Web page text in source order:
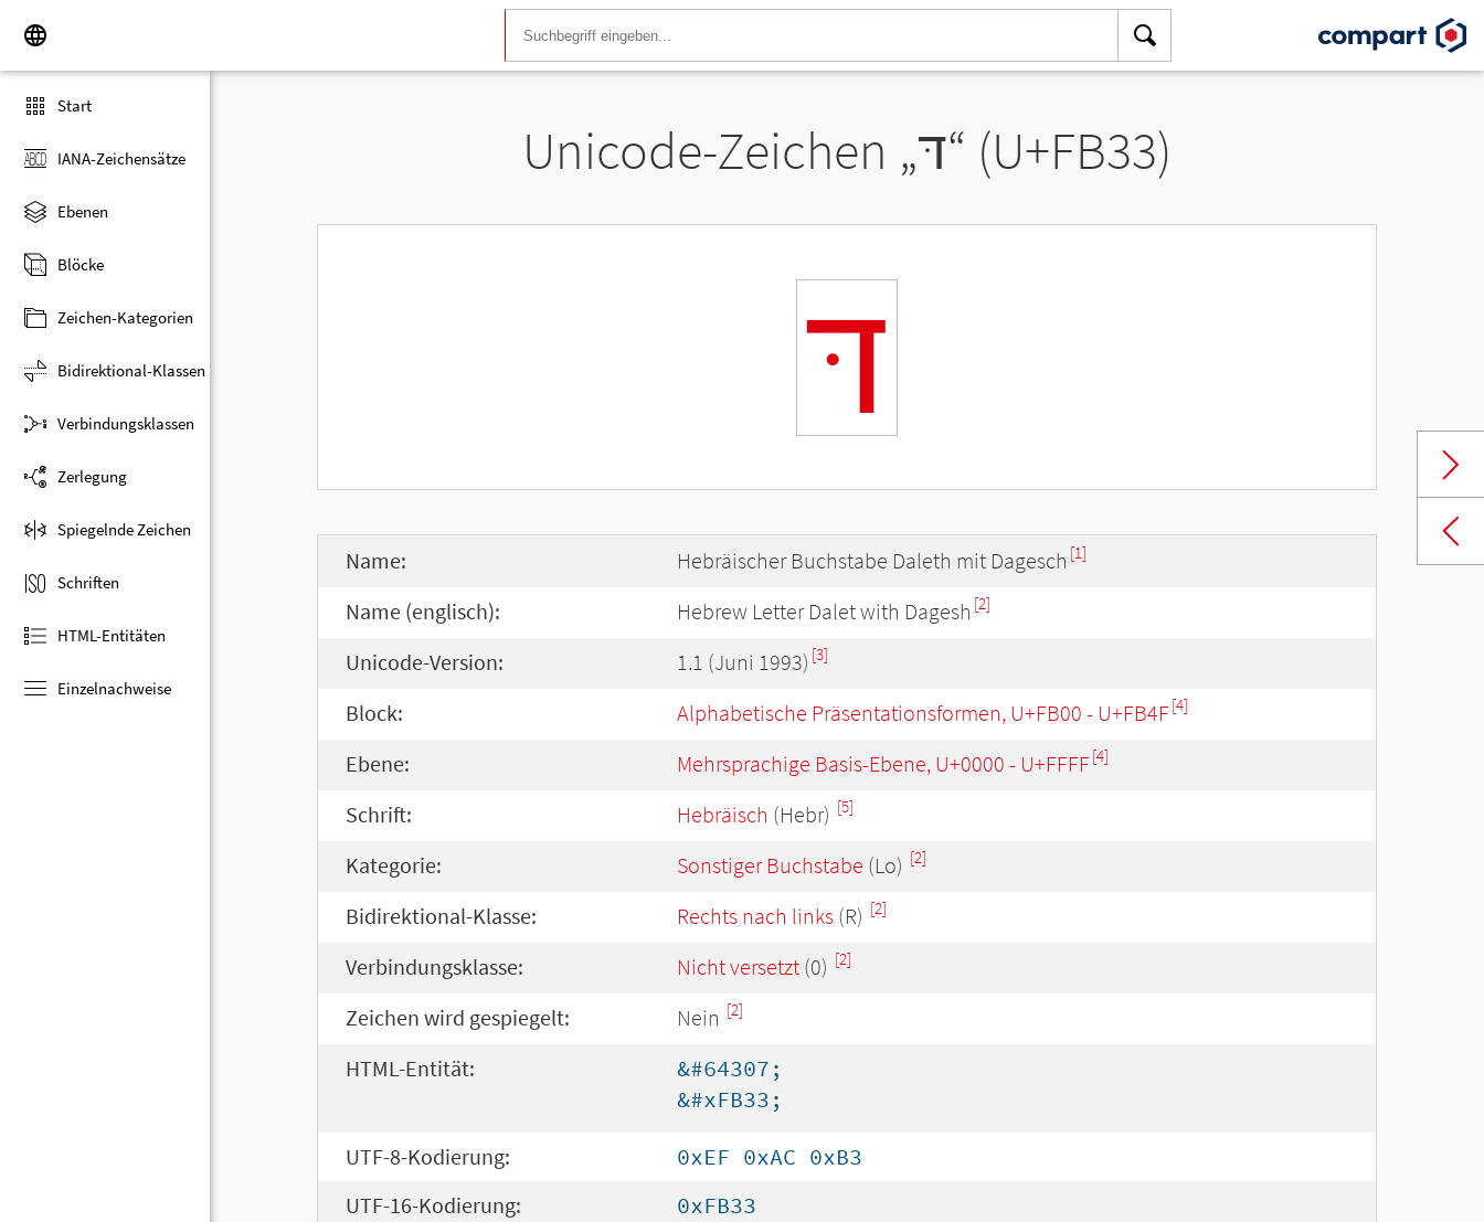
Start
IANA-Zeichensätze
Ebenen
Blöcke
Zeichen-Kategorien
Bidirektional-Klassen
Verbindungsklassen
Zerlegung
Spiegelnde Zeichen
Schriften
HTML-Entitäten
Einzelnachweise
Unicode-Zeichen „דּ“ (U+FB33)
דּ
Name: Hebräischer Buchstabe Daleth mit Dagesch [1]
Name (englisch): Hebrew Letter Dalet with Dagesh [2]
Unicode-Version: 1.1 (Juni 1993) [3]
Block: Alphabetische Präsentationsformen, U+FB00 - U+FB4F[4]
Ebene: Mehrsprachige Basis-Ebene, U+0000 - U+FFFF[4]
Schrift: Hebräisch (Hebr) [5]
Kategorie: Sonstiger Buchstabe (Lo) [2]
Bidirektional-Klasse: Rechts nach links (R) [2]
Verbindungsklasse: Nicht versetzt (0) [2]
Zeichen wird gespiegelt: Nein [2]
HTML-Entität:
&#64307;
&#xFB33;
UTF-8-Kodierung:
0xEF 0xAC 0xB3
UTF-16-Kodierung:
0xFB33